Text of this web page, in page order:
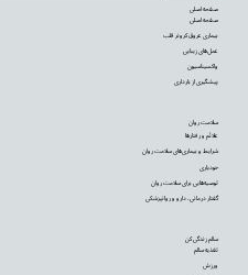
سالم زندگی کن
تغذیه سالم
ورزش
سلامت روان
علائم و رفتارها
شرایط و بیماری‌های سلامت روان
خودیاری
توصیه‌‌هایی برای سلامت روان
گفتار درمانی، دارو و روانپزشکی
صفحه اصلی
صفحه اصلی
بیماری عروق کرونر قلب
عمل‌های زیبایی
واکسیناسیون
پیشگیری از بارداری